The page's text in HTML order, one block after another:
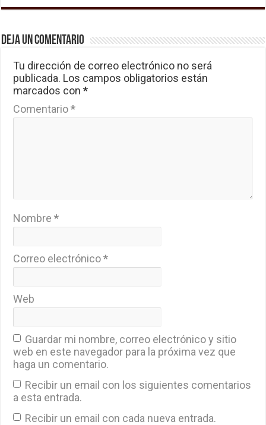
Deja un comentario
Tu dirección de correo electrónico no será
publicada. Los campos obligatorios están
marcados con*
Comentario*
Nombre*
Correo electrónico*
Web
Guardar mi nombre, correo electrónico y sitio
web en este navegador para la próxima vez que
haga un comentario.
Recibir un email con los siguientes comentarios
a esta entrada.
Recibir un email con cada nueva entrada.